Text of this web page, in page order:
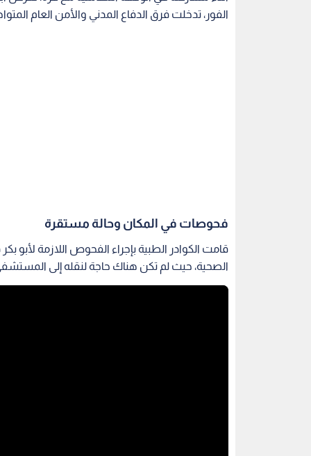
الفور، تدخلت فرق الدفاع المدني والأمن العام
فحوصات في المكان وحالة مستقرة
قامت الكوادر الطبية بإجراء الفحوص اللازمة لأبو
الصحية، حيث لم تكن هناك حاجة لنقله إلى